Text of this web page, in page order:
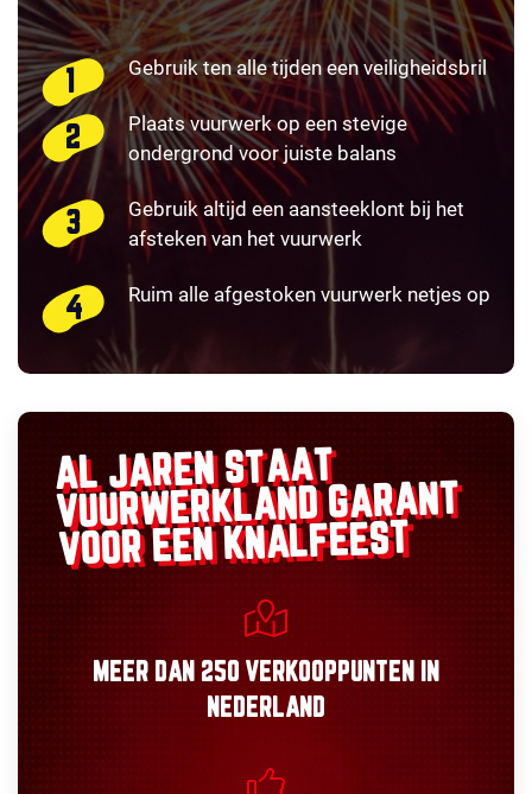
Gebruik ten alle tijden een veiligheidsbril
Plaats vuurwerk op een stevige
ondergrond voor juiste balans
Gebruik altijd een aansteeklont bij het
afsteken van het vuurwerk
Ruim alle afgestoken vuurwerk netjes op
AL JAREN STAAT
VUURWERKLANDGARANT
VOOR EEN KNALFEEST
MEER DAN 250 VERKOOPPUNTEN
IN
NEDERLAND